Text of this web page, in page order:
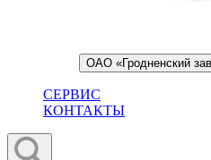
ОАО «Гродненский
СЕРВИС
КОНТАКТЫ